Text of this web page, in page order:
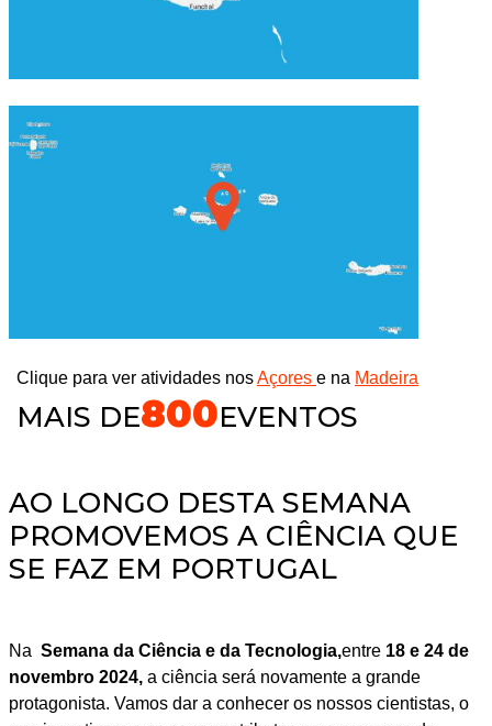
Clique para ver atividades nosAçores e na Madeira
MAIS DE800EVENTOS
AO LONGO DESTA SEMANA
PROMOVEMOS A CIÊNCIA QUE
SE FAZ EM PORTUGAL
Na Semana da Ciência e da Tecnologia,entre18 e 24 de
novembro 2024, a ciência será novamente a grande
protagonista. Vamos dar a conhecer os nossos cientistas, o